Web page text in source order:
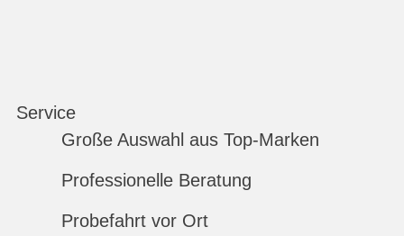
Service
Große Auswahl aus Top-Marken
Professionelle Beratung
Probefahrt vor Ort